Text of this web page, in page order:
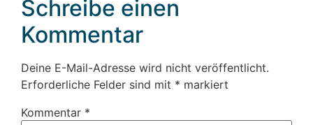
Schreibe einen
Kommentar
Deine E-Mail-Adresse wird nicht veröffentlicht.
Erforderliche Felder sind mit * markiert
Kommentar *